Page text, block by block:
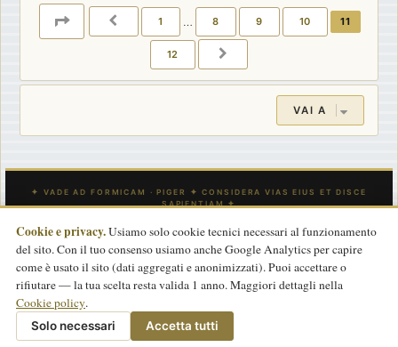
PAGINA11 PRECEDENTE
1 … 8 9 10 11
12
VAI A
INDICE Tutti gli orari sonoUTC
CONTATTACI
Powered byphpBB® Forum Software © phpBB Limited
Traduzione Italiana
Privacy|Termini|Cookie policy
Cookie e privacy.Usiamo solo cookie tecnici necessari al funzionamento
del sito. Con il tuo consenso usiamo anche Google Analytics per capire
come è usato il sito (dati aggregati e anonimizzati). Puoi accettare o
rifiutare — la tua scelta resta valida 1 anno. Maggiori dettagli nella
Cookie policy.
Solo necessari Accetta tutti